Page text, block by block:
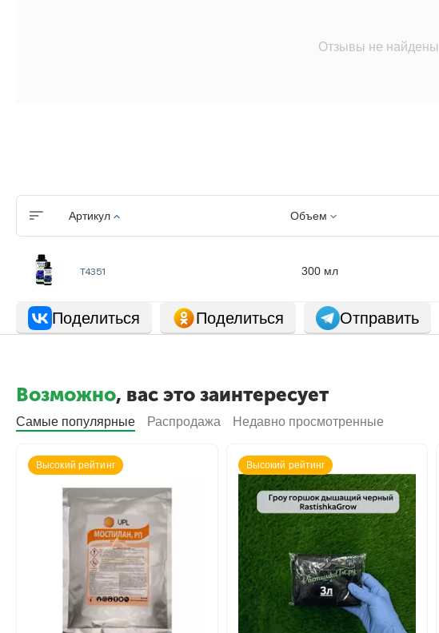
Отзывы не найдены
Артикул Объем
Т4351 300 мл
Поделиться Поделиться Отправить
Возможно, вас это заинтересует
Самые популярные Распродажа Недавно просмотренные
Высокий рейтинг Высокий рейтинг